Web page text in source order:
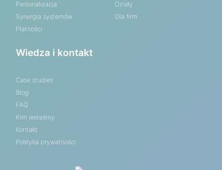
Personalizacja
Synergia systemów
Płatności
Działy
Dla firm
Wiedza i kontakt
Case studies
Blog
FAQ
Kim jesteśmy
Kontakt
Polityka prywatności